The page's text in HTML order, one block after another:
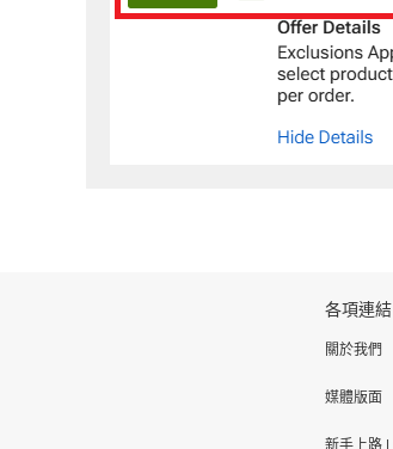
各項連結
關於我們
媒體版面
新手上路